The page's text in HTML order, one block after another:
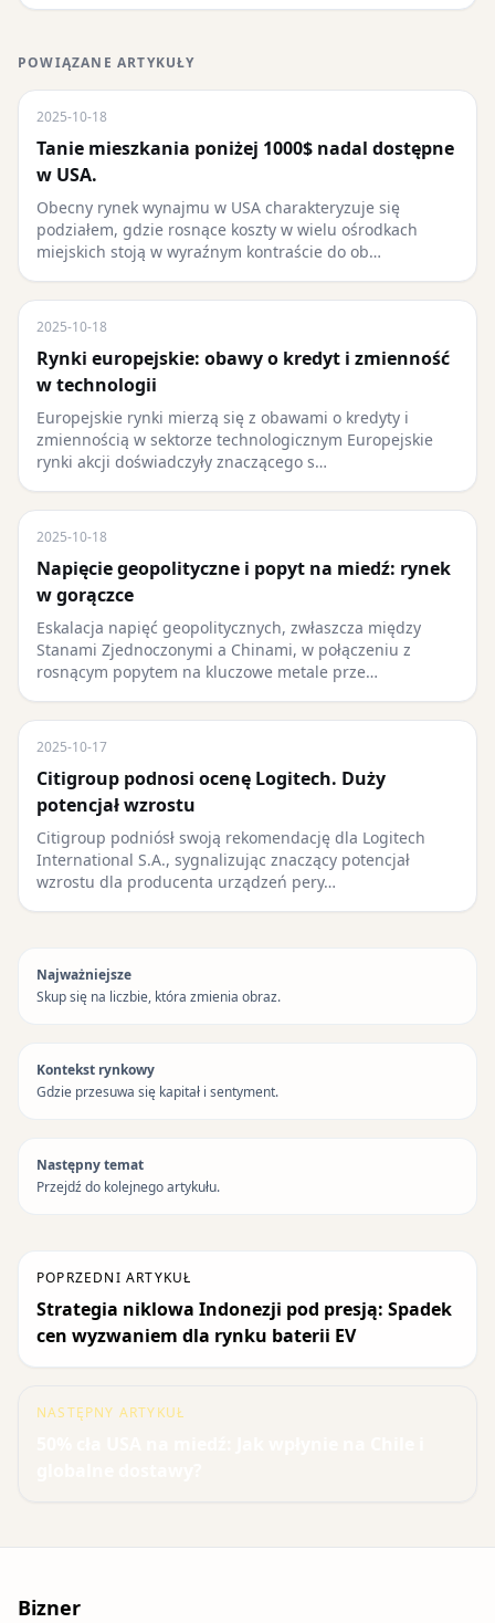
POWIĄZANE ARTYKUŁY
2025-10-18
Tanie mieszkania poniżej 1000$ nadal dostępne
w USA.
Obecny rynek wynajmu w USA charakteryzuje się
podziałem, gdzie rosnące koszty w wielu ośrodkach
miejskich stoją w wyraźnym kontraście do ob…
2025-10-18
Rynki europejskie: obawy o kredyt i zmienność
w technologii
Europejskie rynki mierzą się z obawami o kredyty i
zmiennością w sektorze technologicznym Europejskie
rynki akcji doświadczyły znaczącego s…
2025-10-18
Napięcie geopolityczne i popyt na miedź: rynek
w gorączce
Eskalacja napięć geopolitycznych, zwłaszcza między
Stanami Zjednoczonymi a Chinami, w połączeniu z
rosnącym popytem na kluczowe metale prze…
2025-10-17
Citigroup podnosi ocenę Logitech. Duży
potencjał wzrostu
Citigroup podniósł swoją rekomendację dla Logitech
International S.A., sygnalizując znaczący potencjał
wzrostu dla producenta urządzeń pery…
Najważniejsze
Skup się na liczbie, która zmienia obraz.
Kontekst rynkowy
Gdzie przesuwa się kapitał i sentyment.
Następny temat
Przejdź do kolejnego artykułu.
POPRZEDNI ARTYKUŁ
Strategia niklowa Indonezji pod presją: Spadek
cen wyzwaniem dla rynku baterii EV
NASTĘPNY ARTYKUŁ
Bizner